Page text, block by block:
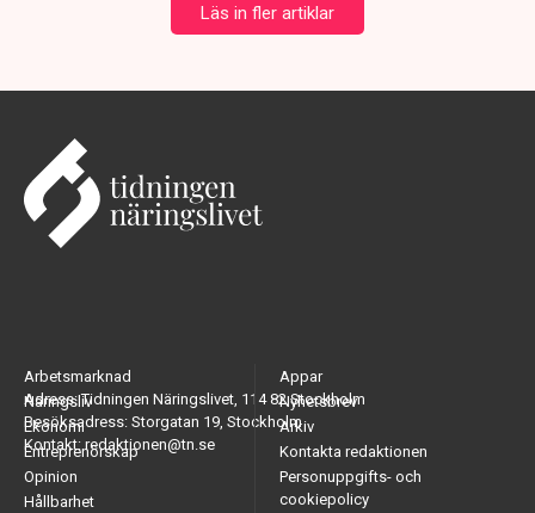
Läs in fler artiklar
Adress: Tidningen Näringslivet, 114 82 Stockholm
Besöksadress: Storgatan 19, Stockholm
Kontakt: redaktionen@tn.se
Arbetsmarknad
Näringsliv
Ekonomi
Entreprenörskap
Opinion
Hållbarhet
Appar
Nyhetsbrev
Arkiv
Kontakta redaktionen
Personuppgifts- och
cookiepolicy